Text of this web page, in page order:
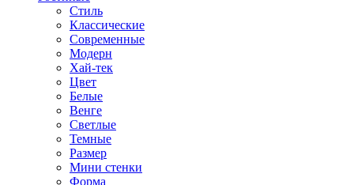
Стиль
Классические
Современные
Модерн
Хай-тек
Цвет
Белые
Венге
Светлые
Темные
Размер
Мини стенки
Форма